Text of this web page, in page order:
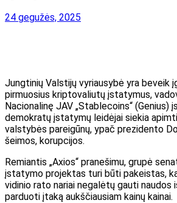
24 gegužės, 2025
Jungtinių Valstijų vyriausybė yra beveik
pirmuosius kriptovaliutų įstatymus,
Nacionalinę JAV „Stablecoins“ (Genius)
demokratų įstatymų leidėjai siekia
valstybės pareigūnų, ypač prezidento
šeimos, korupcijos.
Remiantis „Axios“ pranešimu, grupė
įstatymo projektas turi būti pakeistas,
vidinio rato nariai negalėtų gauti naudos
parduoti įtaką aukščiausiam kainų kainai.